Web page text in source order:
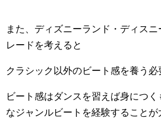
また、ディズニーランド・ディス
レードを考えると
クラシック以外のビート感を養う必
ビート感はダンスを習えば身につ
なジャンルビートを経験することが